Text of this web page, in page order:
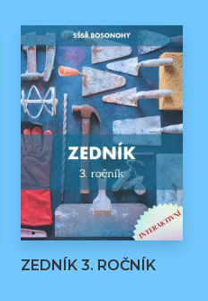
ZEDNÍK 3. ROČNÍK